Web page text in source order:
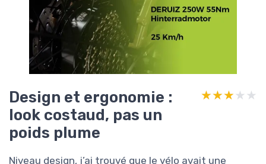
Design et ergonomie :
look costaud, pas un
poids plume
★★★★★
★★★★★
Niveau design, j’ai trouvé que le vélo avait une